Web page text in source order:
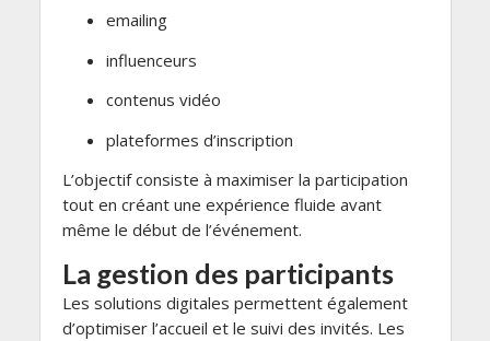
emailing
influenceurs
contenus vidéo
plateformes d’inscription
L’objectif consiste à maximiser la participation
tout en créant une expérience fluide avant
même le début de l’événement.
La gestion des participants
Les solutions digitales permettent également
d’optimiser l’accueil et le suivi des invités. Les